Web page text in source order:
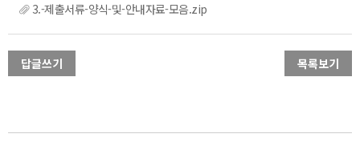
3.-제출서류-양식-및-안내자료-모음.zip
답글쓰기 목록보기